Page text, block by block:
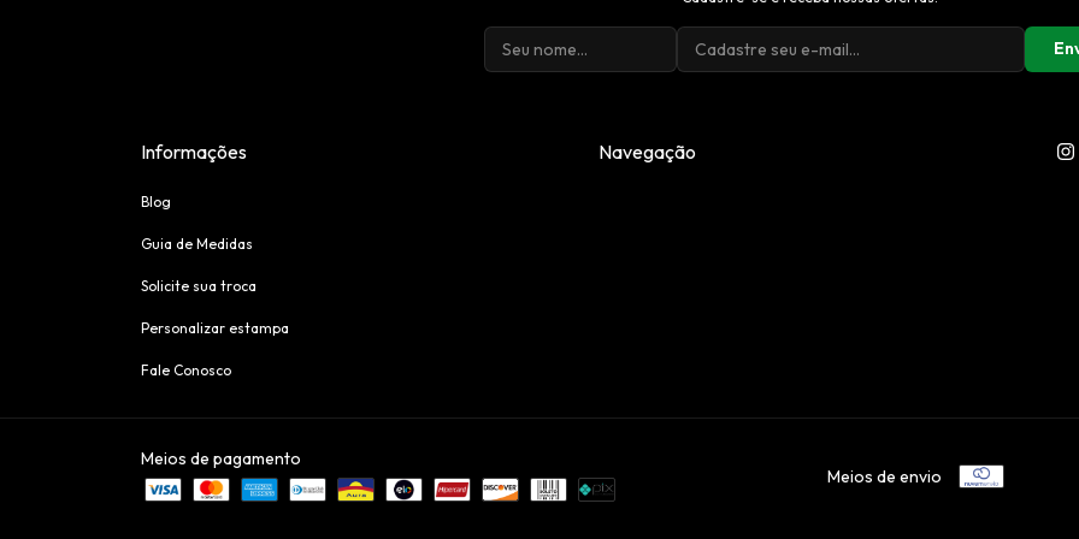
Informações
Blog
Guia de Medidas
Solicite sua troca
Personalizar estampa
Fale Conosco
Navegação
Meios de pagamento
Meios de envio